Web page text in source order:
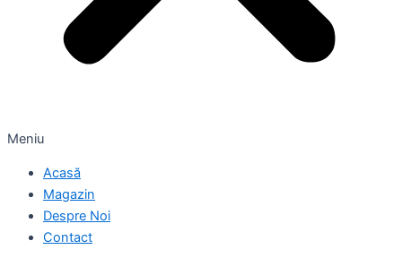
Meniu
Acasă
Magazin
Despre Noi
Contact